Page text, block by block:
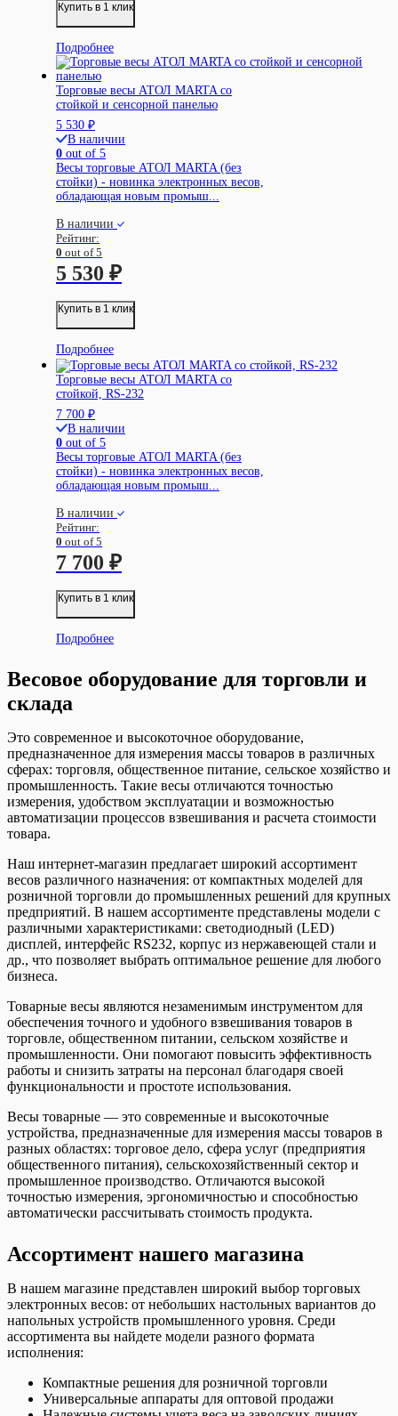
Купить в 1 клик
Подробнее
Торговые весы АТОЛ MARTA со
стойкой и сенсорной панелью
5 530 ₽
В наличии
0 out of 5
Весы торговые АТОЛ MARTA (без
стойки) - новинка электронных весов,
обладающая новым промыш...
В наличии
Рейтинг:
0 out of 5
5 530 ₽
Купить в 1 клик
Подробнее
Торговые весы АТОЛ MARTA со
стойкой, RS-232
7 700 ₽
В наличии
0 out of 5
Весы торговые АТОЛ MARTA (без
стойки) - новинка электронных весов,
обладающая новым промыш...
В наличии
Рейтинг:
0 out of 5
7 700 ₽
Купить в 1 клик
Подробнее
Весовое оборудование для торговли и
склада
Это современное и высокоточное оборудование,
предназначенное для измерения массы товаров в различных
сферах: торговля, общественное питание, сельское хозяйство и
промышленность. Такие весы отличаются точностью
измерения, удобством эксплуатации и возможностью
автоматизации процессов взвешивания и расчета стоимости
товара.
Наш интернет-магазин предлагает широкий ассортимент
весов различного назначения: от компактных моделей для
розничной торговли до промышленных решений для крупных
предприятий. В нашем ассортименте представлены модели с
различными характеристиками: светодиодный (LED)
дисплей, интерфейс RS232, корпус из нержавеющей стали и
др., что позволяет выбрать оптимальное решение для любого
бизнеса.
Товарные весы являются незаменимым инструментом для
обеспечения точного и удобного взвешивания товаров в
торговле, общественном питании, сельском хозяйстве и
промышленности. Они помогают повысить эффективность
работы и снизить затраты на персонал благодаря своей
функциональности и простоте использования.
Весы товарные — это современные и высокоточные
устройства, предназначенные для измерения массы товаров в
разных областях: торговое дело, сфера услуг (предприятия
общественного питания), сельскохозяйственный сектор и
промышленное производство. Отличаются высокой
точностью измерения, эргономичностью и способностью
автоматически рассчитывать стоимость продукта.
Ассортимент нашего магазина
В нашем магазине представлен широкий выбор торговых
электронных весов: от небольших настольных вариантов до
напольных устройств промышленного уровня. Среди
ассортимента вы найдете модели разного формата
исполнения:
Компактные решения для розничной торговли
Универсальные аппараты для оптовой продажи